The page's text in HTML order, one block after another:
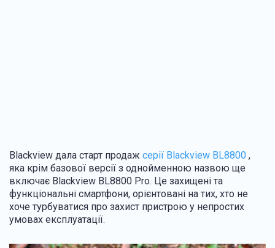
Blackview дала старт продаж серії Blackview BL8800 ,
яка крім базової версії з однойменною назвою ще
включає Blackview BL8800 Pro. Це захищені та
функціональні смартфони, орієнтовані на тих, хто не
хоче турбуватися про захист пристрою у непростих
умовах експлуатації.